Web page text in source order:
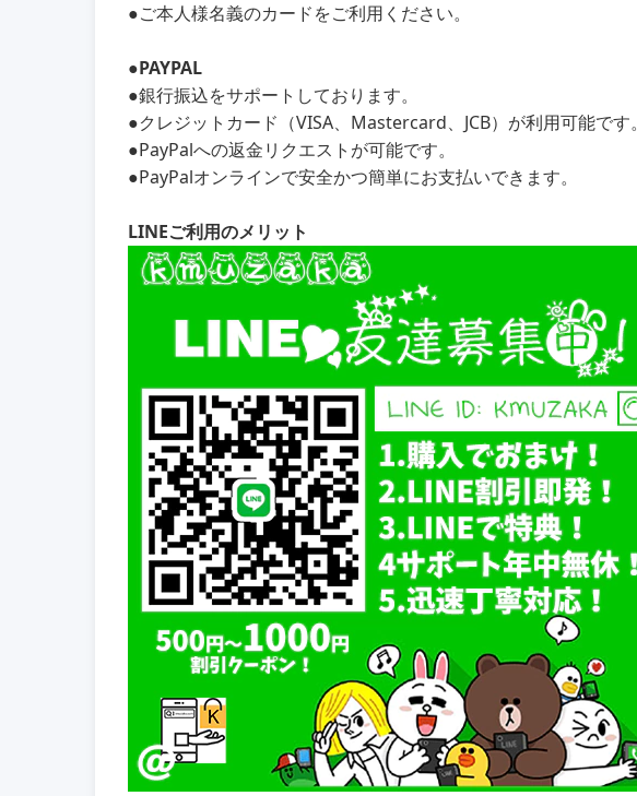
●ご本人様名義のカードをご利用ください。
●PAYPAL
●銀行振込をサポートしております。
●クレジットカード（VISA、Mastercard、JCB）が利用可能です。
●PayPalへの返金リクエストが可能です。
●PayPalオンラインで安全かつ簡単にお支払いできます。
LINEご利用のメリット